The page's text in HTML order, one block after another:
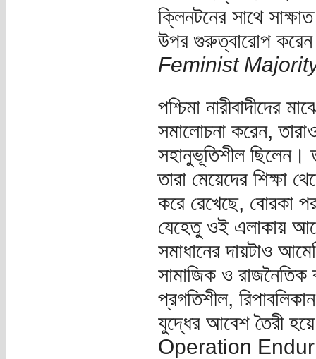
ক্লিনটনের সাথে
উপর গুরুত্বারোপ
Feminist
পশ্চিমা নারীবাদীদের
সমালোচনা করেন,
সহানুভূতিশীল ছিলেন।
তারা মেয়েদের শিক্ষা
করে রেখেছে, বোরকা
যেহেতু ওই এলাকায়
সমাধানের দায়টাও
সামাজিক ও রাজনৈতিক
প্রগতিশীল,
যুদ্ধের আবেশ তৈরী হয়ে
Operation